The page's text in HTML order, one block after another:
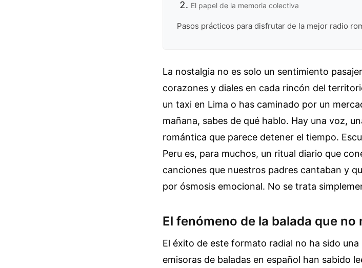
El papel de la memoria colectiva
Pasos prácticos para disfrutar de la mejor radio
La nostalgia no es solo un sentimiento
corazones y diales en cada rincón del
un taxi en Lima o has caminado por un
mañana, sabes de qué hablo. Hay una voz,
romántica que parece detener el tiempo.
Peru es, para muchos, un ritual diario que
canciones que nuestros padres cantaban y
por ósmosis emocional. No se trata
El fenómeno de la balada que no
El éxito de este formato radial no ha sido
emisoras de baladas en español han sabido